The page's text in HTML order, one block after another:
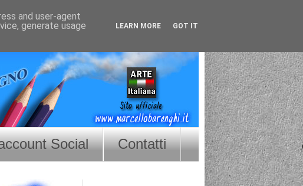
Social Contatti
and user-agent
generate usage
LEARN MORE GOT IT